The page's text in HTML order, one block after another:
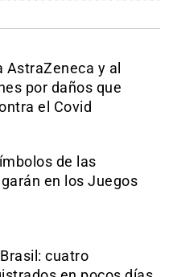
AstraZeneca y al
por daños que
el Covid
de las
en los Juegos
cuatro